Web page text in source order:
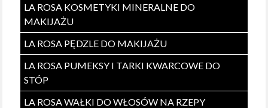
LA ROSA KOSMETYKI MINERALNE DO
MAKIJAŻU
LA ROSA PĘDZLE DO MAKIJAŻU
LA ROSA PUMEKSY I TARKI KWARCOWE DO
STÓP
LA ROSA WAŁKI DO WŁOSÓW NA RZEPY